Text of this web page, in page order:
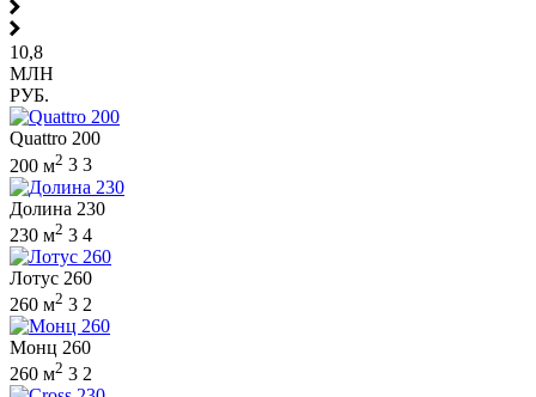
10,8
МЛН
РУБ.
Quattro 200
200 м2 3 3
Долина 230
230 м2 3 4
Лотус 260
260 м2 3 2
Монц 260
260 м2 3 2